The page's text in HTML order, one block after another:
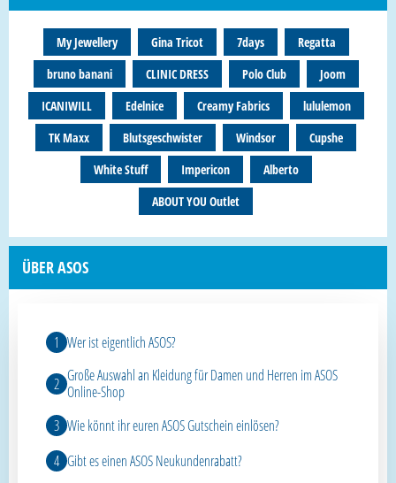
My Jewellery Gina Tricot 7days
Regatta
bruno banani
CLINIC DRESS Polo Club
Joom
ICANIWILL
Edelnice Creamy Fabrics
lululemon
TK Maxx
Blutsgeschwister Windsor
Cupshe
White Stuff
Impericon
Alberto
ABOUT YOU Outlet
ÜBER ASOS
Wer ist eigentlich ASOS?
Große Auswahl an Kleidung für Damen und Herren im ASOS
Online-Shop
Wie könnt ihr euren ASOS Gutschein einlösen?
Gibt es einen ASOS Neukundenrabatt?